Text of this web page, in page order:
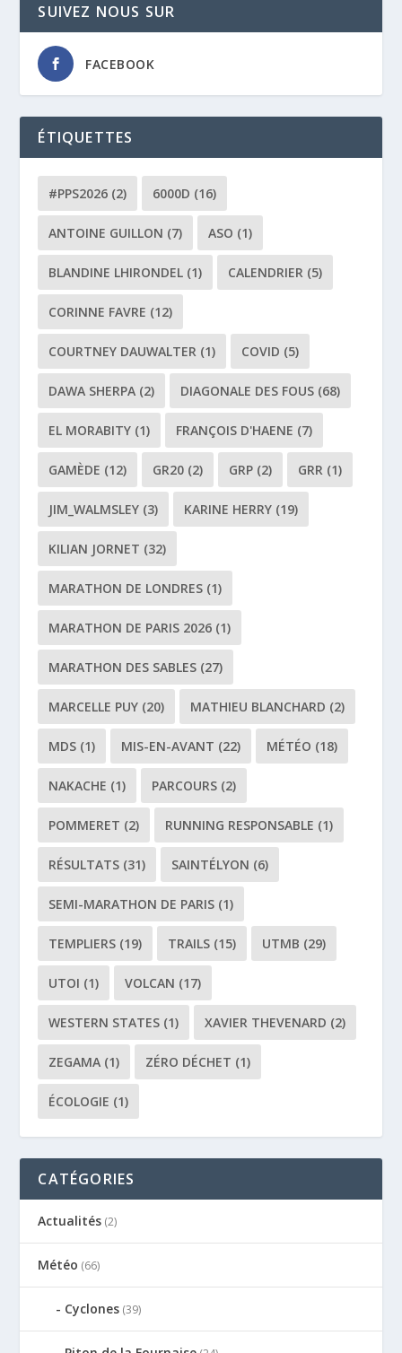
SUIVEZ NOUS SUR
FACEBOOK
ÉTIQUETTES
#PPS2026 (2) 6000D (16)
ANTOINE GUILLON (7) ASO (1)
BLANDINE LHIRONDEL (1) CALENDRIER (5)
CORINNE FAVRE (12)
COURTNEY DAUWALTER (1) COVID (5)
DAWA SHERPA (2) DIAGONALE DES FOUS (68)
EL MORABITY (1) FRANÇOIS D'HAENE (7)
GAMÈDE (12) GR20 (2) GRP (2) GRR (1)
JIM_WALMSLEY (3) KARINE HERRY (19)
KILIAN JORNET (32)
MARATHON DE LONDRES (1)
MARATHON DE PARIS 2026 (1)
MARATHON DES SABLES (27)
MARCELLE PUY (20) MATHIEU BLANCHARD (2)
MDS (1) MIS-EN-AVANT (22) MÉTÉO (18)
NAKACHE (1) PARCOURS (2)
POMMERET (2) RUNNING RESPONSABLE (1)
RÉSULTATS (31) SAINTÉLYON (6)
SEMI-MARATHON DE PARIS (1)
TEMPLIERS (19) TRAILS (15) UTMB (29)
UTOI (1) VOLCAN (17)
WESTERN STATES (1) XAVIER THEVENARD (2)
ZEGAMA (1) ZÉRO DÉCHET (1)
ÉCOLOGIE (1)
CATÉGORIES
Actualités (2)
Météo (66)
Cyclones (39)